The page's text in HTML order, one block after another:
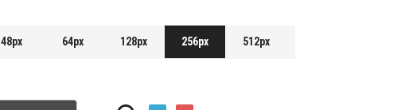
48px 64px 128px 256px 512px